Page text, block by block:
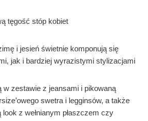
tęgość stóp kobiet
i jesień świetnie komponują się
jak i bardziej wyrazistymi stylizacjami
w zestawie z jeansami i pikowaną
swetra i legginsów, a także
look z wełnianym płaszczem czy